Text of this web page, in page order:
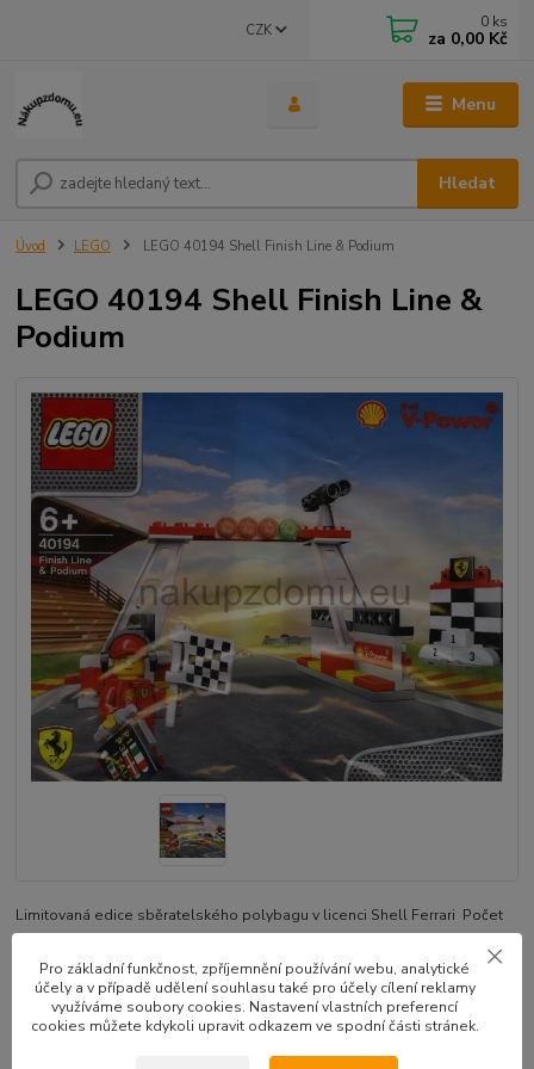
Menu
CZK
Hledat
0 ks
za 0,00 Kč
Úvod LEGO LEGO 40194 Shell Finish Line & Podium
LEGO 40194 Shell Finish Line &
Podium
Limitovaná edice sběratelského polybagu v licenci Shell Ferrari Počet
Dostupnost skladem
k odeslání následující pracovní den
Pro základní funkčnost, zpříjemnění používání webu, analytické
účely a v případě udělení souhlasu také pro účely cílení reklamy
využíváme soubory cookies. Nastavení vlastních preferencí
cookies můžete kdykoli upravit odkazem ve spodní části stránek.